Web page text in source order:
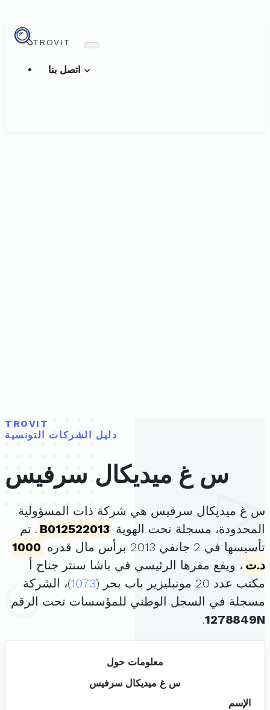
TROVIT
TROVIT
دليل الشركات التونسية
س غ ميديكال سرفيس
س غ ميديكال سرفيس هي شركة ذات المسؤولية
المحدودة، مسجلة تحت الهوية B012522013 . تم
تأسيسها في 2 جانفي 2013 برأس مال قدره
1000
د.ت ، ويقع مقرها الرئيسي في باشا سنتر جناح أ
مكتب عدد 20 مونبليزير باب بحر (
1073)، الشركة
مسجلة في السجل الوطني للمؤسسات تحت الرقم
1278849N
.
معلومات حول
س غ ميديكال سرفيس
الإسم